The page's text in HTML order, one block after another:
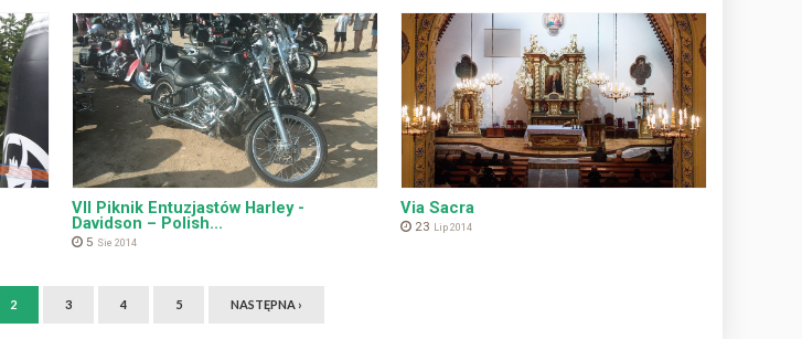
VII Piknik Entuzjastów Harley -
Davidson – Polish...
5 Sie 2014
Via Sacra
23 Lip 2014
2 3 4 5 NASTĘPNA ›